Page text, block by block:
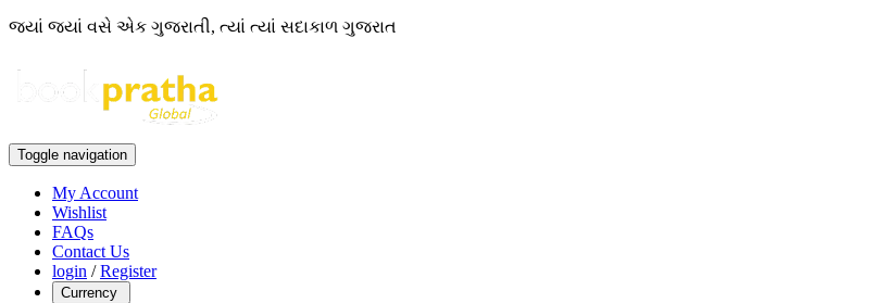
જ્યાં જ્યાં વસે એક ગુજરાતી, ત્યાં ત્યાં સદાકાળ ગુજરાત
Toggle navigation
My Account
Wishlist
FAQs
Contact Us
login /Register
Currency